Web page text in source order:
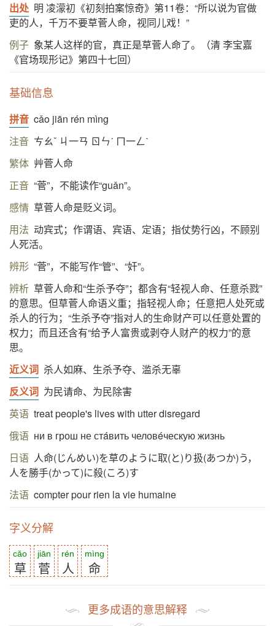
出处 明 凌濛初《初刻拍案惊奇》第11卷：“所以说为官做
吏的人，千万不要草菅人命，视同儿戏！”
例子 象某人这样的官，真正是草菅人命了。（清 李宝嘉
《官场现形记》第四十七回）
基础信息
拼音 cǎo jiān rén mìng
注音 ㄘㄠˇ ㄐ一ㄢ ㄖㄣˊ ㄇ一ㄥˋ
繁体 艸菅人命
正音 “菅”，不能读作“guǎn”。
感情 草菅人命是贬义词。
用法 动宾式；作谓语、宾语、定语；指仗势行凶，不顾别
人死活。
辨形 “菅”，不能写作“管”、“奸”。
辨析 草菅人命和“生杀予夺”；都含有“轻视人命、任意杀戮”
的意思。但草菅人命语义重；指轻视人命；任意把人处死或
杀人的行为；“生杀予夺”指对人的生命财产可以任意处置的
权力；而且还含有“给予人富贵或剥夺人财产的权力”的意
思。
近义词 杀人如麻、生杀予夺、滥杀无辜
反义词 为民请命、为民除害
英语 treat people's lives with utter disregard
俄语 ни в грош не стáвить человéческую жизнь
日语 人命(じんめい)を草のように取(と)り扱(あつか)う，
人を勝手(かって)に殺(ころ)す
法语 compter pour rien la vie humaine
字义分解
cǎo
草
jiān
菅
rén
人
mìng
命
更多成语的意思解释